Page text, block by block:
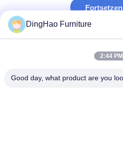
Einrichtungsgegenstände
Fortsetzen
DingHao Furniture
2:44 PM
Good day, what product are you